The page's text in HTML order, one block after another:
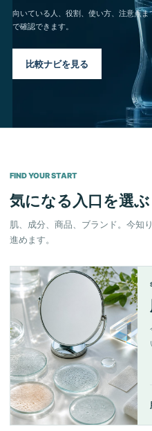
向いている人、役割、使い方、注意点
で確認できます。
比較ナビを見る
FIND YOUR START
気になる入口を選ぶ
肌、成分、商品、ブランド。今知
進めます。